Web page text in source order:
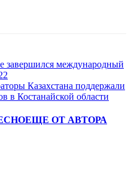
завершился международный
Казахстана поддержали
в Костанайской области
ЕЩЕ ОТ АВТОРА